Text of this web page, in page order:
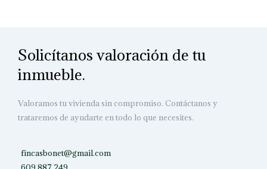
Solicítanos valoración de tu
inmueble.
Valoramos tu vivienda sin compromiso. Contáctanos y
trataremos de ayudarte en todo lo que necesites.
fincasbonet@gmail.com